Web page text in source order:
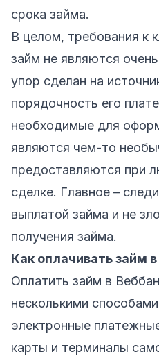
срока займа.
В целом, требования к
займ не являются
упор сделан на
порядочность его
необходимые для
являются чем-то
предоставляются при
сделке. Главное –
выплатой займа и не
получения займа.
Как оплачивать займ
Оплатить займ в
несколькими
электронные
карты и терминалы